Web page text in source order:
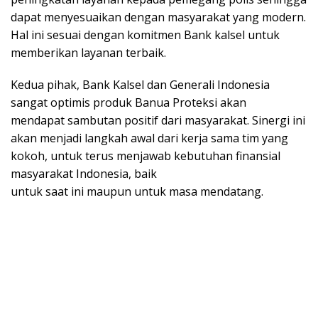
dapat menyesuaikan dengan masyarakat yang modern.
Hal ini sesuai dengan komitmen Bank kalsel untuk
memberikan layanan terbaik.
Kedua pihak, Bank Kalsel dan Generali Indonesia
sangat optimis produk Banua Proteksi akan
mendapat sambutan positif dari masyarakat. Sinergi ini
akan menjadi langkah awal dari kerja sama tim yang
kokoh, untuk terus menjawab kebutuhan finansial
masyarakat Indonesia, baik
untuk saat ini maupun untuk masa mendatang.